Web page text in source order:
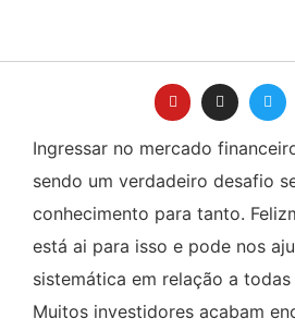
Ingressar no mercado
sendo um verdadeiro desafio
conhecimento para tanto.
está ai para isso e pode nos
sistemática em relação a
Muitos investidores acabam